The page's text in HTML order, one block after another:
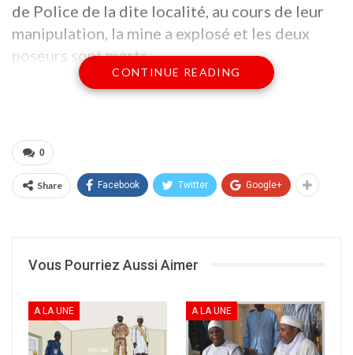
de Police de la dite localité, au cours de leur
manipulation, la mine a explosé et les deux
poseurs sont morts.
Source locale
Jirt
Partager :
CONTINUE READING
0
Share Facebook Twitter Google+
Vous Pourriez Aussi Aimer
A LA UNE A LA UNE